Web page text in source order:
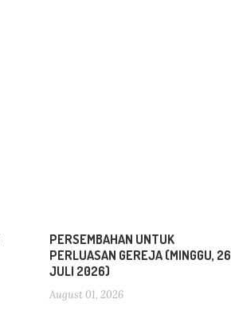
PERSEMBAHAN UNTUK
PERLUASAN GEREJA (MINGGU, 26
JULI 2026)
August 01, 2026